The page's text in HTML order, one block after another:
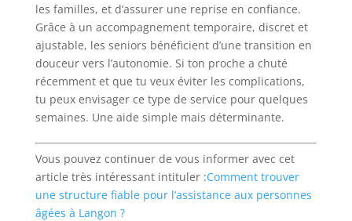
les familles, et d’assurer une reprise en confiance.
Grâce à un accompagnement temporaire, discret et
ajustable, les seniors bénéficient d’une transition en
douceur vers l’autonomie. Si ton proche a chuté
récemment et que tu veux éviter les complications,
tu peux envisager ce type de service pour quelques
semaines. Une aide simple mais déterminante.
Vous pouvez continuer de vous informer avec cet
article très intéressant intituler :Comment trouver
une structure fiable pour l’assistance aux personnes
âgées à Langon ?